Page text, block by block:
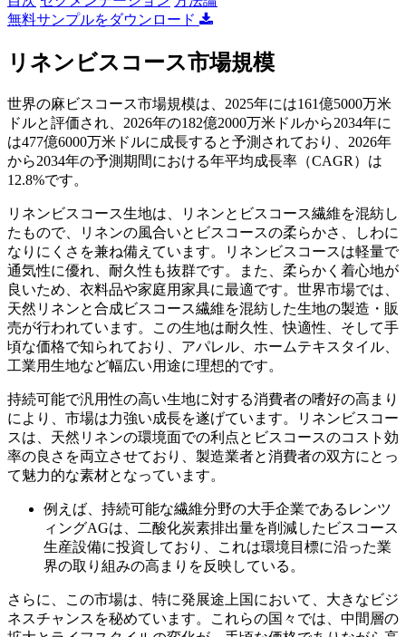
無料サンプルをダウンロード
リネンビスコース市場規模
世界の麻ビスコース市場規模は、2025年には161億5000万米
ドルと評価され、2026年の182億2000万米ドルから2034年に
は477億6000万米ドルに成長すると予測されており、2026年
から2034年の予測期間における年平均成長率（CAGR）は
12.8%です。
リネンビスコース生地は、リネンとビスコース繊維を混紡し
たもので、リネンの風合いとビスコースの柔らかさ、しわに
なりにくさを兼ね備えています。リネンビスコースは軽量で
通気性に優れ、耐久性も抜群です。また、柔らかく着心地が
良いため、衣料品や家庭用家具に最適です。世界市場では、
天然リネンと合成ビスコース繊維を混紡した生地の製造・販
売が行われています。この生地は耐久性、快適性、そして手
頃な価格で知られており、アパレル、ホームテキスタイル、
工業用生地など幅広い用途に理想的です。
持続可能で汎用性の高い生地に対する消費者の嗜好の高まり
により、市場は力強い成長を遂げています。リネンビスコー
スは、天然リネンの環境面での利点とビスコースのコスト効
率の良さを両立させており、製造業者と消費者の双方にとっ
て魅力的な素材となっています。
例えば、持続可能な繊維分野の大手企業であるレンツ
ィングAGは、二酸化炭素排出量を削減したビスコース
生産設備に投資しており、これは環境目標に沿った業
界の取り組みの高まりを反映している。
さらに、この市場は、特に発展途上国において、大きなビジ
ネスチャンスを秘めています。これらの国々では、中間層の